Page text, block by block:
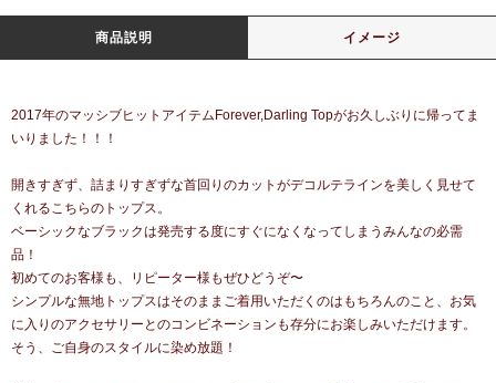
商品説明 イメージ
2017年のマッシブヒットアイテムForever,Darling Topがお久しぶりに帰ってま
いりました！！！
開きすぎず、詰まりすぎずな首回りのカットがデコルテラインを美しく見せて
くれるこちらのトップス。
ベーシックなブラックは発売する度にすぐになくなってしまうみんなの必需
品！
初めてのお客様も、リピーター様もぜひどうぞ〜
シンプルな無地トップスはそのままご着用いただくのはもちろんのこと、お気
に入りのアクセサリーとのコンビネーションも存分にお楽しみいただけます。
そう、ご自身のスタイルに染め放題！